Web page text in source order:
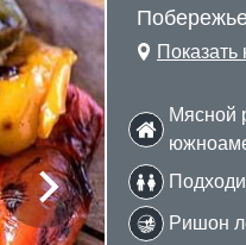
Показать
Мясной
Ришон